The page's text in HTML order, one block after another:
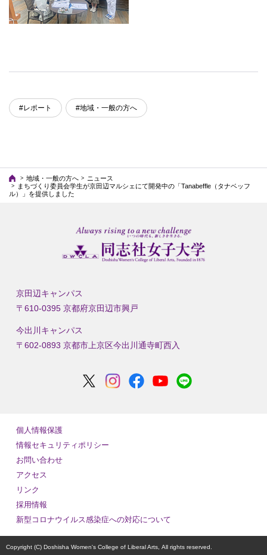
#レポート #地域・一般の方へ
地域・一般の方へ
ニュース
まちづくり委員会学生が京田辺マルシェにて開発中の「Tanabeffle（タナベッフ
ル）」を提供しました
京田辺キャンパス
〒610-0395 京都府京田辺市興戸
今出川キャンパス
〒602-0893 京都市上京区今出川通寺町西入
個人情報保護
情報セキュリティポリシー
お問い合わせ
アクセス
リンク
採用情報
新型コロナウイルス感染症への対応について
Copyright (C) Doshisha Women's College of Liberal Arts, All rights reserved.